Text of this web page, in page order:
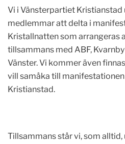
Vi i Vänsterpartiet Kristianstad
medlemmar att delta i
Kristallnatten som arrangeras
tillsammans med ABF,
Vänster. Vi kommer även
vill samåka till
Kristianstad.
Tillsammans står vi, som